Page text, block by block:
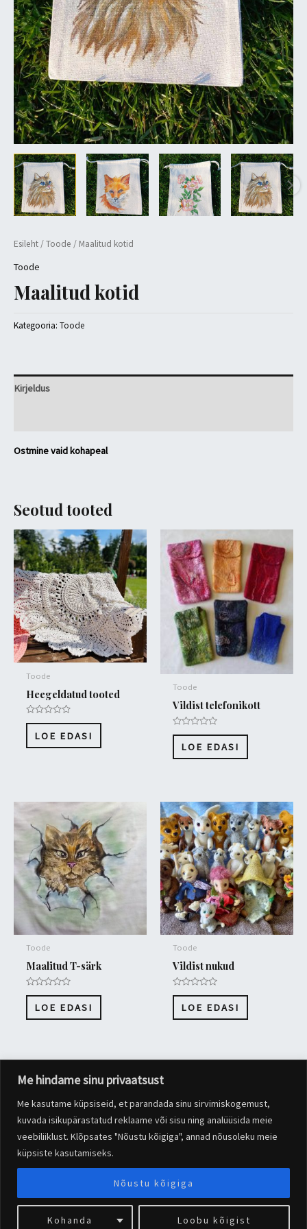
Me hindame sinu privaatsust
Me kasutame küpsiseid, et parandada sinu sirvimiskogemust,
kuvada isikupärastatud reklaame või sisu ning analüüsida meie
veebiliiklust. Klõpsates "Nõustu kõigiga", annad nõusoleku meie
küpsiste kasutamiseks.
Kohanda Loobu kõigist
Nõustu kõigiga
Esileht /Toode / Maalitud kotid
Toode
Maalitud kotid
Kategooria: Toode
Kirjeldus
Ostmine vaid kohapeal
Seotud tooted
Toode
Heegeldatud tooted
Hinnanguga
5
LOE EDASI
Toode
Vildist telefonikott
Hinnanguga
5
LOE EDASI
Toode
Maalitud T-särk
Hinnanguga
5
LOE EDASI
Toode
Vildist nukud
Hinnanguga
5
LOE EDASI
Copyright © 2026 Pärnaõue Pereresto | Powered byAstra WordPress
Theme